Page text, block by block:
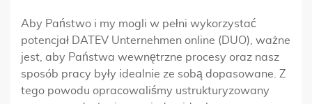
Aby Państwo i my mogli w pełni wykorzystać
potencjał DATEV Unternehmen online (DUO), ważne
jest, aby Państwa wewnętrzne procesy oraz nasz
sposób pracy były idealnie ze sobą dopasowane. Z
tego powodu opracowaliśmy ustrukturyzowany